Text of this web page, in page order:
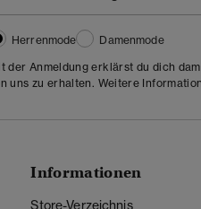
Herrenmode
Damenmode
der Anmeldung erklärst du dich
uns zu erhalten. Weitere
Informationen
Store-Verzeichnis